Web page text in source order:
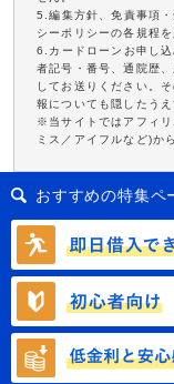
5.編集方針、免責事項
シーポリシーの各規程
6.カードローンお申し
者記号・番号、通院歴
してお送りください。
報についても隠したうえ
※当サイトではアフィリ
ミス／アイフルなど)か
おすすめの特集ペ